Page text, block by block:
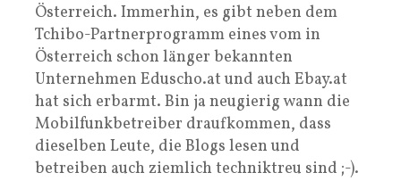
Österreich. Immerhin, es gibt neben dem
Tchibo-Partnerprogramm eines vom in
Österreich schon länger bekannten
Unternehmen Eduscho.at und auch Ebay.at
hat sich erbarmt. Bin ja neugierig wann die
Mobilfunkbetreiber draufkommen, dass
dieselben Leute, die Blogs lesen und
betreiben auch ziemlich techniktreu sind ;-).